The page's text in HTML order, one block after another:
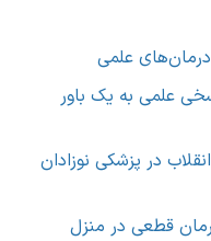
درمان‌های علمی
علمی به یک باور
در پزشکی نوزادان
قطعی در منزل